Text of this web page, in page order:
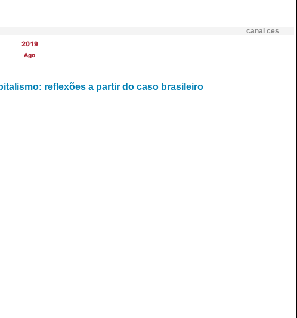
canal ces
2019
Ago
reflexões a partir do caso brasileiro